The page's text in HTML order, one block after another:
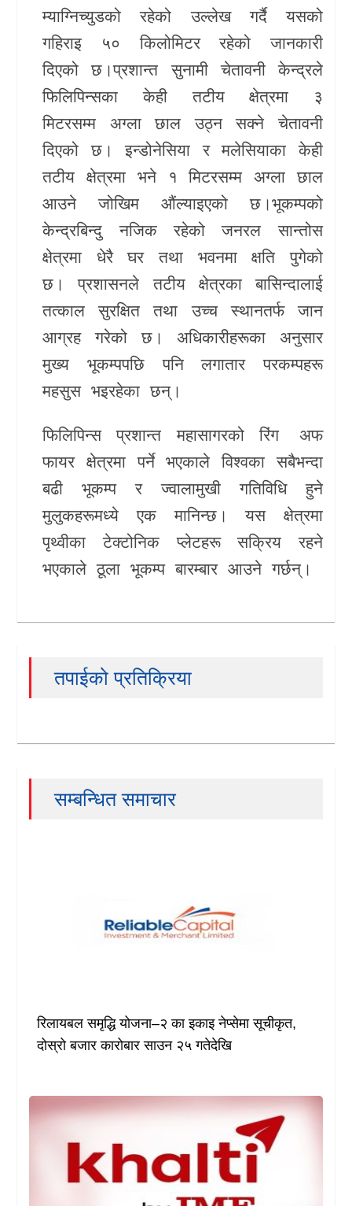
म्याग्निच्युडको रहेको उल्लेखगर्दै यसको
गहिराइ ५० किलोमिटर रहेको जानकारी
दिएको छ।प्रशान्त सुनामी चेतावनी केन्द्रले
फिलिपिन्सका केही तटीय क्षेत्रमा ३
मिटरसम्म अग्ला छाल उठ्न सक्ने चेतावनी
दिएको छ। इन्डोनेसिया र मलेसियाका केही
तटीय क्षेत्रमा भने १ मिटरसम्म अग्ला छाल
आउने जोखिम औंल्याइएको छ।भूकम्पको
केन्द्रबिन्दु नजिक रहेको जनरल सान्तोस
क्षेत्रमा धेरै घर तथा भवनमा क्षति पुगेको
छ। प्रशासनले तटीय क्षेत्रका बासिन्दालाई
तत्काल सुरक्षित तथा उच्च स्थानतर्फ जान
आग्रह गरेको छ। अधिकारीहरूका अनुसार
मुख्य भूकम्पपछि पनि लगातार परकम्पहरू
महसुस भइरहेका छन्।
फिलिपिन्स प्रशान्त महासागरकोरिंग अफ
फायरक्षेत्रमा पर्ने भएकाले विश्वका सबैभन्दा
बढी भूकम्प र ज्वालामुखी गतिविधि हुने
मुलुकहरूमध्ये एक मानिन्छ। यस क्षेत्रमा
पृथ्वीका टेक्टोनिक प्लेटहरू सक्रिय रहने
भएकाले ठूला भूकम्प बारम्बार आउने गर्छन्।
तपाईको प्रतिक्रिया
सम्बन्धित समाचार
रिलायबल समृद्धि योजना–२ का इकाइ नेप्सेमा सूचीकृत,
दोस्रो बजार कारोबार साउन २५ गतेदेखि